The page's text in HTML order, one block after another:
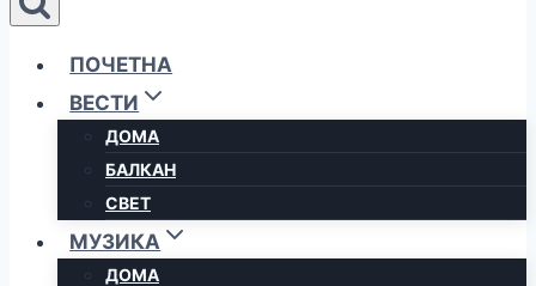
ПОЧЕТНА
ВЕСТИ
ДОМА
БАЛКАН
СВЕТ
МУЗИКА
ДОМА